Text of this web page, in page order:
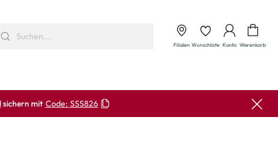
Filialen Wunschliste Konto Warenkorb
sichern mit Code: SSS826